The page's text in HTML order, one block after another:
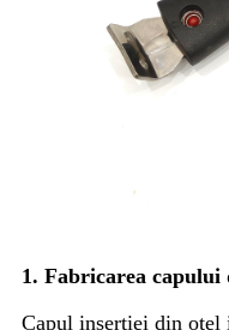
1. Fabricarea
Capul inserției din oțel